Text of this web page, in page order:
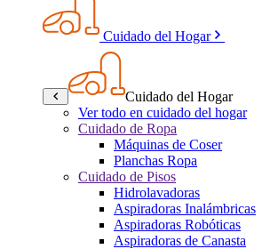
Cuidado del Hogar
Cuidado del Hogar
Ver todo en cuidado del hogar
Cuidado de Ropa
Máquinas de Coser
Planchas Ropa
Cuidado de Pisos
Hidrolavadoras
Aspiradoras Inalámbricas
Aspiradoras Robóticas
Aspiradoras de Canasta